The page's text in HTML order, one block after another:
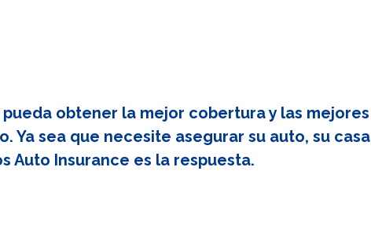
obtener la mejor cobertura y las mejores
Ya sea que necesite asegurar su auto, su casa
Auto Insurance es la respuesta.